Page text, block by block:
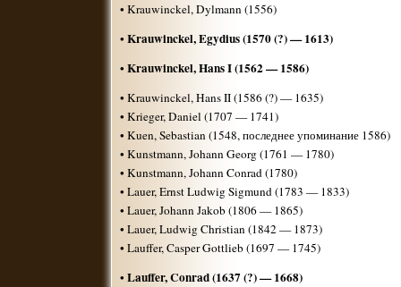
• Krauwinckel, Dylmann (1556)
• Krauwinckel, Egydius (1570 (?) — 1613)
• Krauwinckel, Hans I (1562 — 1586)
• Krauwinckel, Hans II (1586 (?) — 1635)
• Krieger, Daniel (1707 — 1741)
• Kuen, Sebastian (1548, последнее упоминание 1586)
• Kunstmann, Johann Georg (1761 — 1780)
• Kunstmann, Johann Conrad (1780)
• Lauer, Ernst Ludwig Sigmund (1783 — 1833)
• Lauer, Johann Jakob (1806 — 1865)
• Lauer, Ludwig Christian (1842 — 1873)
• Lauffer, Casper Gottlieb (1697 — 1745)
• Lauffer, Conrad (1637 (?) — 1668)